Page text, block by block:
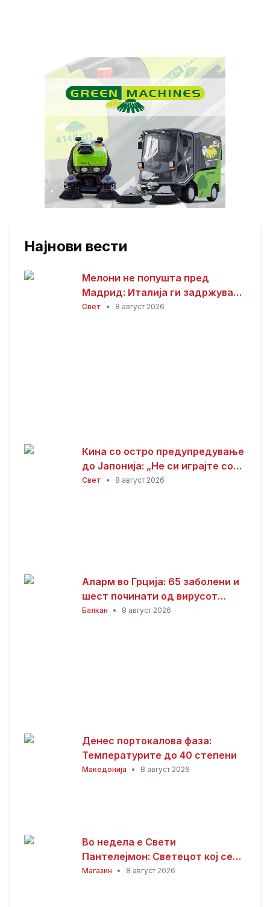
Најнови вести
Мелони не попушта пред
Мадрид: Италија ги задржува
контролите со Шпанија
Свет • 8 август 2026
Кина со остро предупредување
до Јапонија: „Не си играјте со
оган“
Свет • 8 август 2026
Аларм во Грција: 65 заболени и
шест починати од вирусот
Западен Нил
Балкан • 8 август 2026
Денес портокалова фаза:
Температурите до 40 степени
Македонија • 8 август 2026
Во недела е Свети
Пантелејмон: Светецот кој се
смета за заштитник на болните
Магазин • 8 август 2026